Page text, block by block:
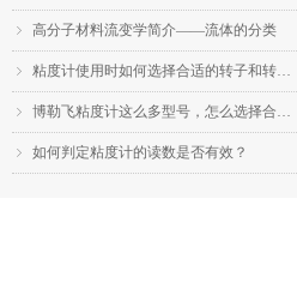
ꁇ 高分子材料流变学简介——流体的分类
ꁇ 粘度计使用时如何选择合适的转子和转速？
ꁇ 博勒飞粘度计这么多型号，怎么选择合适的机型？
ꁇ 如何判定粘度计的读数是否有效？